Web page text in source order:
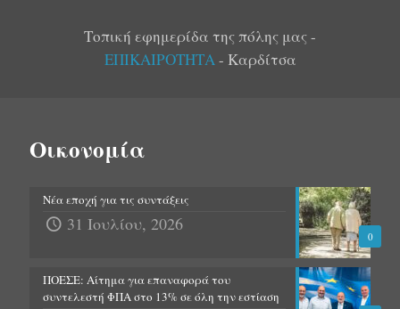
Τοπική εφημερίδα της πόλης μας -
ΕΠΙΚΑΙΡΟΤΗΤΑ- Καρδίτσα
Οικονομία
0
Νέα εποχή για τις συντάξεις
31 Ιουλίου, 2026
ΠΟΕΣΕ: Αίτημα για επαναφορά του
συντελεστή ΦΠΑ στο 13% σε όλη την εστίαση